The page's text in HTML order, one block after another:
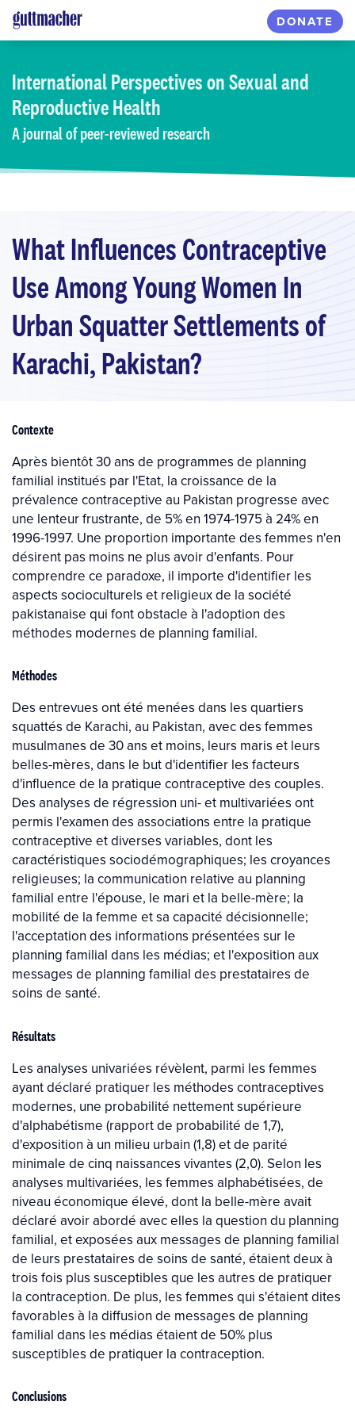
Skip
to
content
DONATE
International Perspectiveson Sexual and
Reproductive Health
A journal of peer-reviewed research
What Influences Contraceptive
Use Among Young Women In
Urban Squatter Settlements of
Karachi, Pakistan?
Contexte
Après bientôt 30 ans de programmes de planning
familial institués par l'Etat, la croissance de la
prévalence contraceptive au Pakistan progresse avec
une lenteur frustrante, de 5% en 1974-1975 à 24% en
1996-1997. Une proportion importante des femmes n'en
désirent pas moins ne plus avoir d'enfants. Pour
comprendre ce paradoxe, il importe d'identifier les
aspects socioculturels et religieux de la société
pakistanaise qui font obstacle à l'adoption des
méthodes modernes de planning familial.
Méthodes
Des entrevues ont été menées dans les quartiers
squattés de Karachi, au Pakistan, avec des femmes
musulmanes de 30 ans et moins, leurs maris et leurs
belles-mères, dans le but d'identifier les facteurs
d'influence de la pratique contraceptive des couples.
Des analyses de régression uni- et multivariées ont
permis l'examen des associations entre la pratique
contraceptive et diverses variables, dont les
caractéristiques sociodémographiques; les croyances
religieuses; la communication relative au planning
familial entre l'épouse, le mari et la belle-mère; la
mobilité de la femme et sa capacité décisionnelle;
l'acceptation des informations présentées sur le
planning familial dans les médias; et l'exposition aux
messages de planning familial des prestataires de
soins de santé.
Résultats
Les analyses univariées révèlent, parmi les femmes
ayant déclaré pratiquer les méthodes contraceptives
modernes, une probabilité nettement supérieure
d'alphabétisme (rapport de probabilité de 1,7),
d'exposition à un milieu urbain (1,8) et de parité
minimale de cinq naissances vivantes (2,0). Selon les
analyses multivariées, les femmes alphabétisées, de
niveau économique élevé, dont la belle-mère avait
déclaré avoir abordé avec elles la question du planning
familial, et exposées aux messages de planning familial
de leurs prestataires de soins de santé, étaient deux à
trois fois plus susceptibles que les autres de pratiquer
la contraception. De plus, les femmes qui s'étaient dites
favorables à la diffusion de messages de planning
familial dans les médias étaient de 50% plus
susceptibles de pratiquer la contraception.
Conclusions